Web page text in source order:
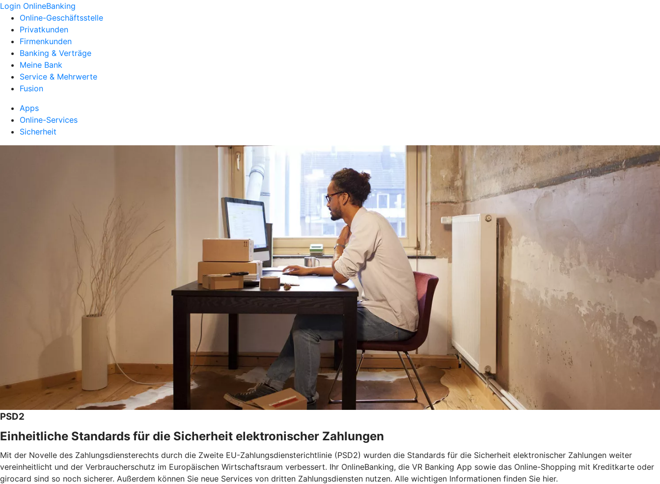
Login OnlineBanking
Online-Geschäftsstelle
Privatkunden
Firmenkunden
Banking & Verträge
Meine Bank
Service & Mehrwerte
Fusion
Apps
Online-Services
Sicherheit
PSD2
Einheitliche Standards für die Sicherheit elektronischer Zahlungen
Mit der Novelle des Zahlungsdiensterechts durch die Zweite EU-Zahlungsdiensterichtlinie (PSD2) wurden die Standards für die Sicherheit elektronischer Zahlungen weiter
vereinheitlicht und der Verbraucherschutz im Europäischen Wirtschaftsraum verbessert. Ihr OnlineBanking, die VR Banking App sowie das Online-Shopping mit Kreditkarte oder
girocard sind so noch sicherer. Außerdem können Sie neue Services von dritten Zahlungsdiensten nutzen. Alle wichtigen Informationen finden Sie hier.